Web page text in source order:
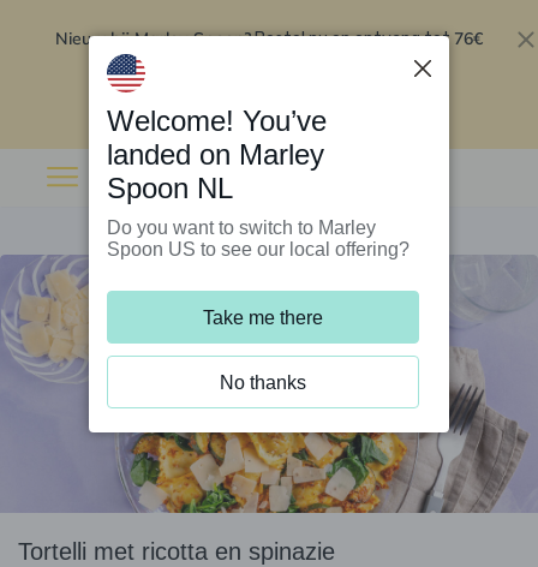
Nieuw bij Marley Spoon?Bestel nu en ontvang tot 76€
Tortelli met ricotta en spinazie
Welcome! You’ve
landed on Marley
Spoon NL
Do you want to switch to Marley
Spoon US to see our local offering?
Take me there
No thanks